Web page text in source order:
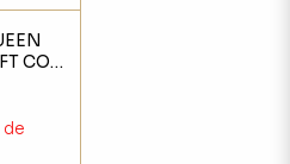
CON
de